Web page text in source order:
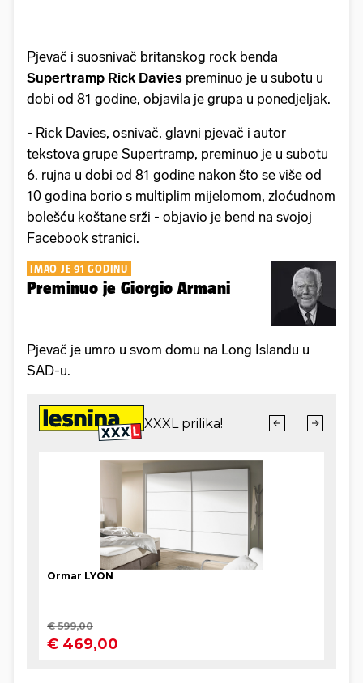
Pjevač i suosnivač britanskog rock benda
Supertramp Rick Davies preminuo je u subotu u
dobi od 81 godine, objavila je grupa u ponedjeljak.
- Rick Davies, osnivač, glavni pjevač i autor
tekstova grupe Supertramp, preminuo je u subotu
6. rujna u dobi od 81 godine nakon što se više od
10 godina borio s multiplim mijelomom, zloćudnom
bolešću koštane srži - objavio je bend na svojoj
Facebook stranici.
IMAO JE 91 GODINU
Preminuo je Giorgio Armani
Pjevač je umro u svom domu na Long Islandu u
SAD-u.